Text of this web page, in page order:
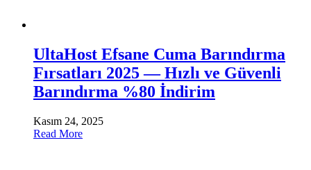
UltaHost Efsane Cuma Barındırma
Fırsatları 2025 — Hızlı ve Güvenli
Barındırma %80 İndirim
Kasım 24, 2025
Read More